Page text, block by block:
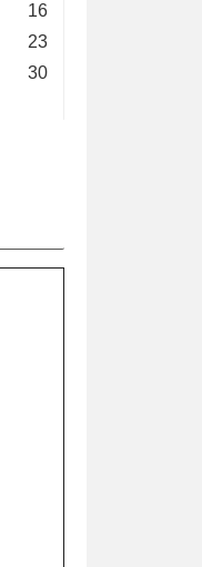
16
23
30